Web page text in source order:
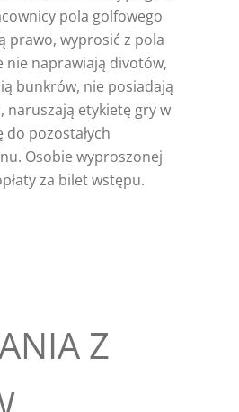
pola golfowego
prawo, wyprosić z pola
nie naprawiają divotów,
bunkrów, nie posiadają
naruszają etykietę gry w
pozostałych
Osobie wyproszonej
za bilet wstępu.
Z